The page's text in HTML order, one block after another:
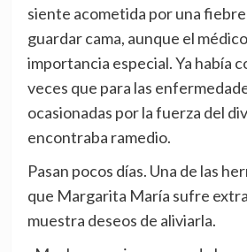
siente acometida por una fiebre
guardar cama, aunque el
importancia especial. Ya había
veces que para las
ocasionadas por la fuerza del
encontraba ramedio.
Pasan pocos días. Una de las
que Margarita María sufre
muestra deseos de aliviarla.